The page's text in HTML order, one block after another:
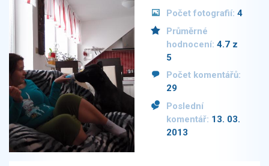
Počet fotografií: 4
Průměrné
hodnocení: 4.7 z
5
Počet komentářů:
29
Poslední
komentář: 13. 03.
2013